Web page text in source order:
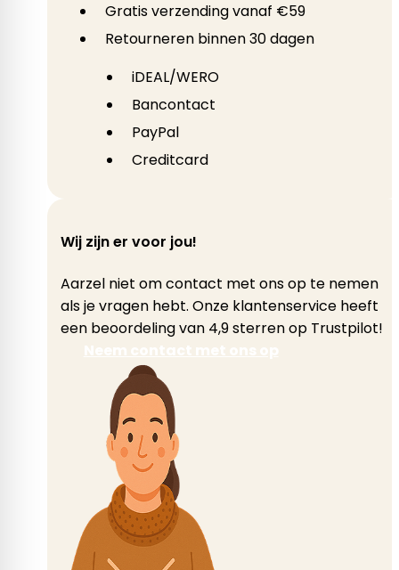
Gratis verzending vanaf €59
Retourneren binnen 30 dagen
iDEAL/WERO
Bancontact
PayPal
Creditcard
Wij zijn er voor jou!
Aarzel niet om contact met ons op te nemen
als je vragen hebt. Onze klantenservice heeft
een beoordeling van 4,9 sterren op Trustpilot!